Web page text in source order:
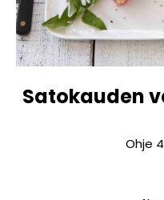
Satokauden
Ohje